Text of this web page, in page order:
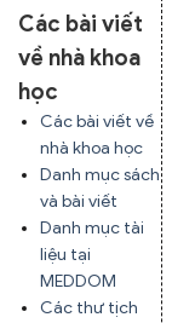
Các bài viết
về nhà khoa
học
Các bài viết về
nhà khoa học
Danh mục sách
và bài viết
Danh mục tài
liệu tại
MEDDOM
Các thư tịch